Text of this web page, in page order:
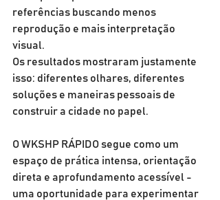
referências buscando menos
reprodução e mais interpretação
visual.
Os resultados mostraram justamente
isso: diferentes olhares, diferentes
soluções e maneiras pessoais de
construir a cidade no papel.
O WKSHP RÁPIDO segue como um
espaço de prática intensa, orientação
direta e aprofundamento acessível -
uma oportunidade para experimentar